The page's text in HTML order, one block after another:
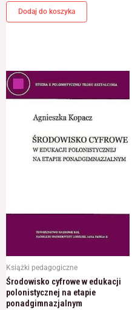
Dodaj do koszyka
Książki pedagogiczne
Środowisko cyfrowe w edukacji
polonistycznej na etapie
ponadgimnazjalnym